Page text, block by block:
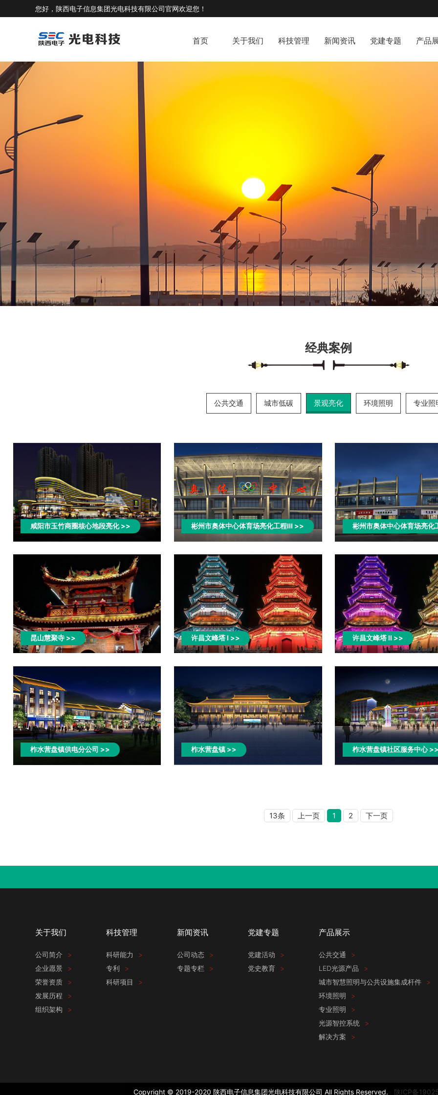
您好，陕西电子信息集团光电科技有限公司官网欢迎您！
首页 关于我们 科技管理 新闻资讯 党建专题 产品
经典案例
公共交通 城市低碳 景观亮化 环境照明 专业照
咸阳市玉竹商圈核心地段亮化>> 彬州市奥体中心体育场亮化工程III>> 彬州市奥体中心体育场亮
昆山慧聚寺>> 许昌文峰塔I>> 许昌文峰塔II>>
柞水营盘镇供电分公司>> 柞水营盘镇>> 柞水营盘镇社区服务中心
13条 上一页 1 2 下一页
关于我们
公司简介
>
企业愿景
>
荣誉资质
>
发展历程
>
组织架构
>
科技管理
科研能力
>
专利
>
科研项目
>
新闻资讯
公司动态
>
专题专栏
>
党建专题
党建活动
>
党史教育
>
产品展示
公共交通
>
LED光源产品
>
城市智慧照明与公共设施集成杆件
>
环境照明
>
专业照明
>
光源智控系统
>
解决方案
>
Copyright©2019-2020陕西电子信息集团光电科技有限公司AllRightsReserved. 陕ICP备